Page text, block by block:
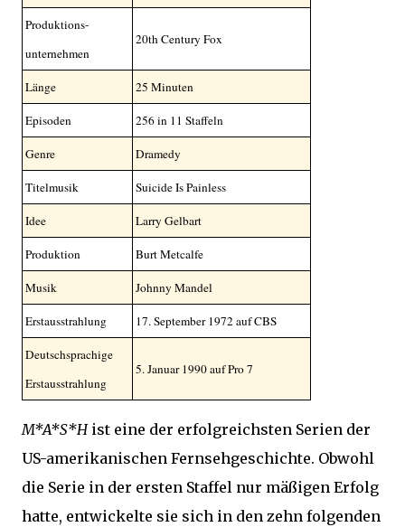
Produktions-
unternehmen
20th Century Fox
Länge 25 Minuten
Episoden 256 in 11 Staffeln
Genre Dramedy
Titelmusik Suicide Is Painless
Idee Larry Gelbart
Produktion Burt Metcalfe
Musik Johnny Mandel
Erstausstrahlung 17. September 1972 auf CBS
Deutschsprachige
Erstausstrahlung
5. Januar 1990 auf Pro 7
M*A*S*Hist eine der erfolgreichsten Serien der
US-amerikanischen Fernsehgeschichte. Obwohl
die Serie in der ersten Staffel nur mäßigen Erfolg
hatte, entwickelte sie sich in den zehn folgenden